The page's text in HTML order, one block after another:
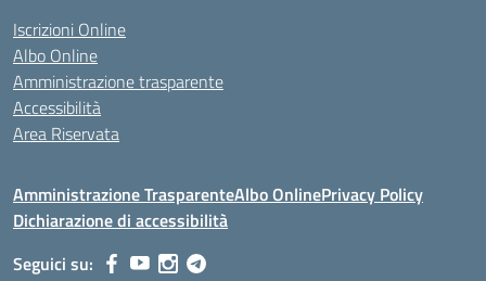
Iscrizioni Online
Albo Online
Amministrazione trasparente
Accessibilità
Area Riservata
Amministrazione TrasparenteAlbo OnlinePrivacy Policy
Dichiarazione di accessibilità
Seguici su: